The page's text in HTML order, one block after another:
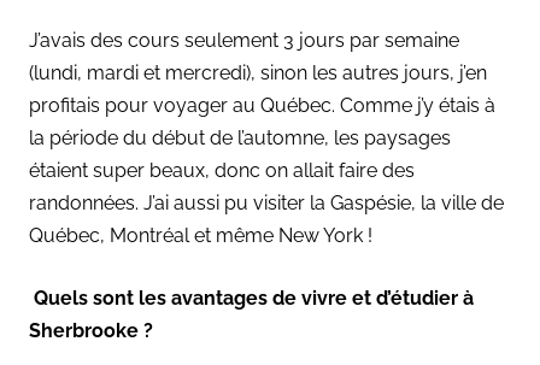
J’avais des cours seulement 3 jours par semaine
(lundi, mardi et mercredi), sinon les autres jours, j’en
profitais pour voyager au Québec. Comme j’y étais à
la période du début de l’automne, les paysages
étaient super beaux, donc on allait faire des
randonnées. J’ai aussi pu visiter la Gaspésie, la ville de
Québec, Montréal et même New York !
Quels sont les avantages de vivre et d’étudier à
Sherbrooke ?